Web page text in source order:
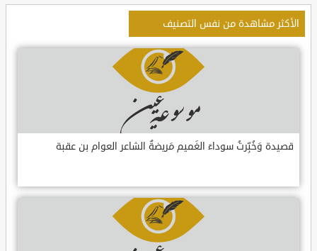
الأكثر مشاهدة من نفس التصنيف
قصيدة وَخُبِّرتُ سوداءَ الغَميم مَريضةٌ الشاعر العوام بن عقبة